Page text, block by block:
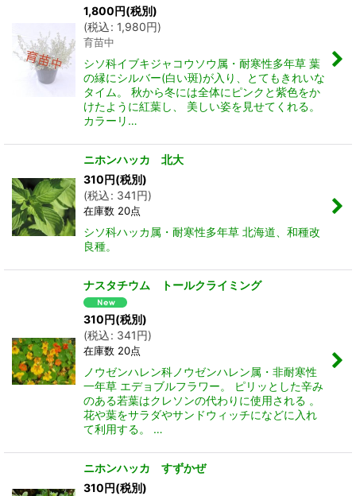
1,800円(税別)
(税込: 1,980円)
育苗中
シソ科イブキジャコウソウ属・耐寒性多年草 葉
の縁にシルバー(白い斑)が入り、とてもきれいな
タイム。 秋から冬には全体にピンクと紫色をか
けたように紅葉し、 美しい姿を見せてくれる。
カラーリ…
ニホンハッカ 北大
310円(税別)
(税込: 341円)
在庫数 20点
シソ科ハッカ属・耐寒性多年草 北海道、和種改
良種。
ナスタチウム トールクライミング
310円(税別)
(税込: 341円)
在庫数 20点
ノウゼンハレン科ノウゼンハレン属・非耐寒性
一年草 エデョブルフラワー。 ピリッとした辛み
のある若葉はクレソンの代わりに使用される 。
花や葉をサラダやサンドウィッチになどに入れ
て利用する。 …
ニホンハッカ すずかぜ
310円(税別)